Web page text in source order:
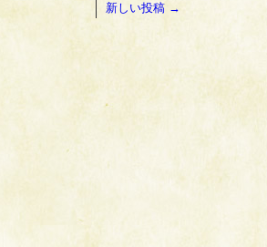
新しい投稿 →